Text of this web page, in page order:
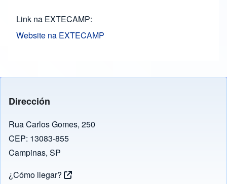
Link na EXTECAMP
Website na EXTECAMP
Dirección
Rua Carlos Gomes, 250
CEP: 13083-855
Campinas, SP
¿Cómo llegar?